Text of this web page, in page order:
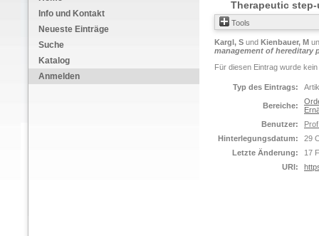
Info und Kontakt
Neueste Einträge
Suche
Katalog
Anmelden
Therapeutic
Tools
Kargl, S und Kienbauer, M
management of hereditary
Für diesen Eintrag wurde
Typ des Eintrags:
Bereiche:
Benutzer:
Hinterlegungsdatum:
29
Letzte Änderung:
17
URI: